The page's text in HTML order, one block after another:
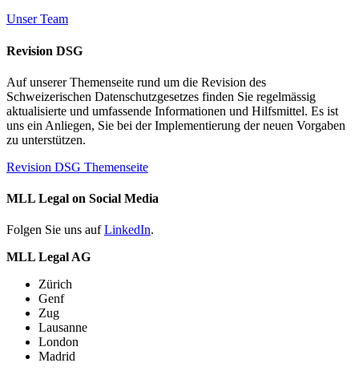
Unser Team
Revision DSG
Auf unserer Themenseite rund um die Revision des
Schweizerischen Datenschutzgesetzes finden Sie regelmässig
aktualisierte und umfassende Informationen und Hilfsmittel. Es ist
uns ein Anliegen, Sie bei der Implementierung der neuen Vorgaben
zu unterstützen.
Revision DSG Themenseite
MLL Legal on Social Media
Folgen Sie uns aufLinkedIn.
MLL Legal AG
Zürich
Genf
Zug
Lausanne
London
Madrid